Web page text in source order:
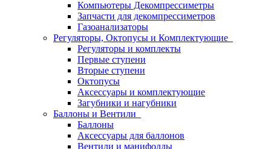
Компьютеры Декомпрессиметры
Запчасти для декомпрессиметров
Газоанализаторы
Регуляторы, Октопусы и Комплектующие
Регуляторы и комплекты
Первые ступени
Вторые ступени
Октопусы
Аксессуары и комплектующие
Загубники и нагубники
Баллоны и Вентили
Баллоны
Аксессуары для баллонов
Вентили и манифолды